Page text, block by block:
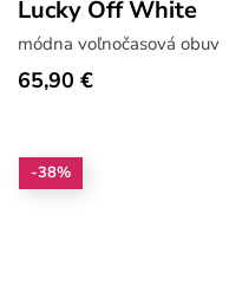
Lucky Off White
módna voľnočasová obuv
65,90 €
-38%